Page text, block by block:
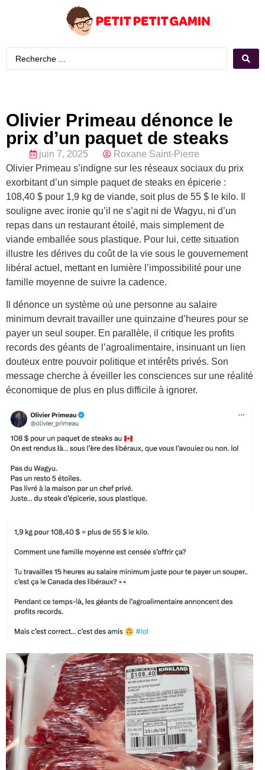
Olivier Primeau dénonce le
prix d’un paquet de steaks
juin 7, 2025
Roxane Saint-Pierre
Olivier Primeau s’indigne sur les réseaux sociaux du prix
exorbitant d’un simple paquet de steaks en épicerie :
108,40 $ pour 1,9 kg de viande, soit plus de 55 $ le kilo. Il
souligne avec ironie qu’il ne s’agit ni de Wagyu, ni d’un
repas dans un restaurant étoilé, mais simplement de
viande emballée sous plastique. Pour lui, cette situation
illustre les dérives du coût de la vie sous le gouvernement
libéral actuel, mettant en lumière l’impossibilité pour une
famille moyenne de suivre la cadence.
Il dénonce un système où une personne au salaire
minimum devrait travailler une quinzaine d’heures pour se
payer un seul souper. En parallèle, il critique les profits
records des géants de l’agroalimentaire, insinuant un lien
douteux entre pouvoir politique et intérêts privés. Son
message cherche à éveiller les consciences sur une réalité
économique de plus en plus difficile à ignorer.